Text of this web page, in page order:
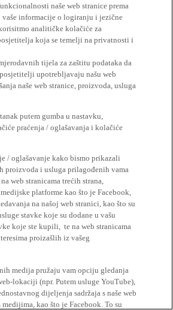
naše web stranice prema
vaše informacije o logiranju i jezične
analitičke kolačiće za
koja se temelji na privatnosti i
tijela za zaštitu podataka da
upotrebljavaju našu web
naše web stranice, proizvoda, usluga
putem gumba u nastavku,
praćenja / oglašavanja i kolačiće
/ oglašavanje kako bismo prikazali
proizvoda i usluga prilagođenih vama
web stranicama trećih strana,
platforme kao što je Facebook,
na našoj web stranici, kao što su
stavke koje su dodane u vašu
koje ste kupili, te na web stranicama
proizašlih iz vašeg
medija pružaju vam opciju gledanja
lokaciji (npr. Putem usluge YouTube),
dijeljenja sadržaja s naše web
kao što je Facebook. To su